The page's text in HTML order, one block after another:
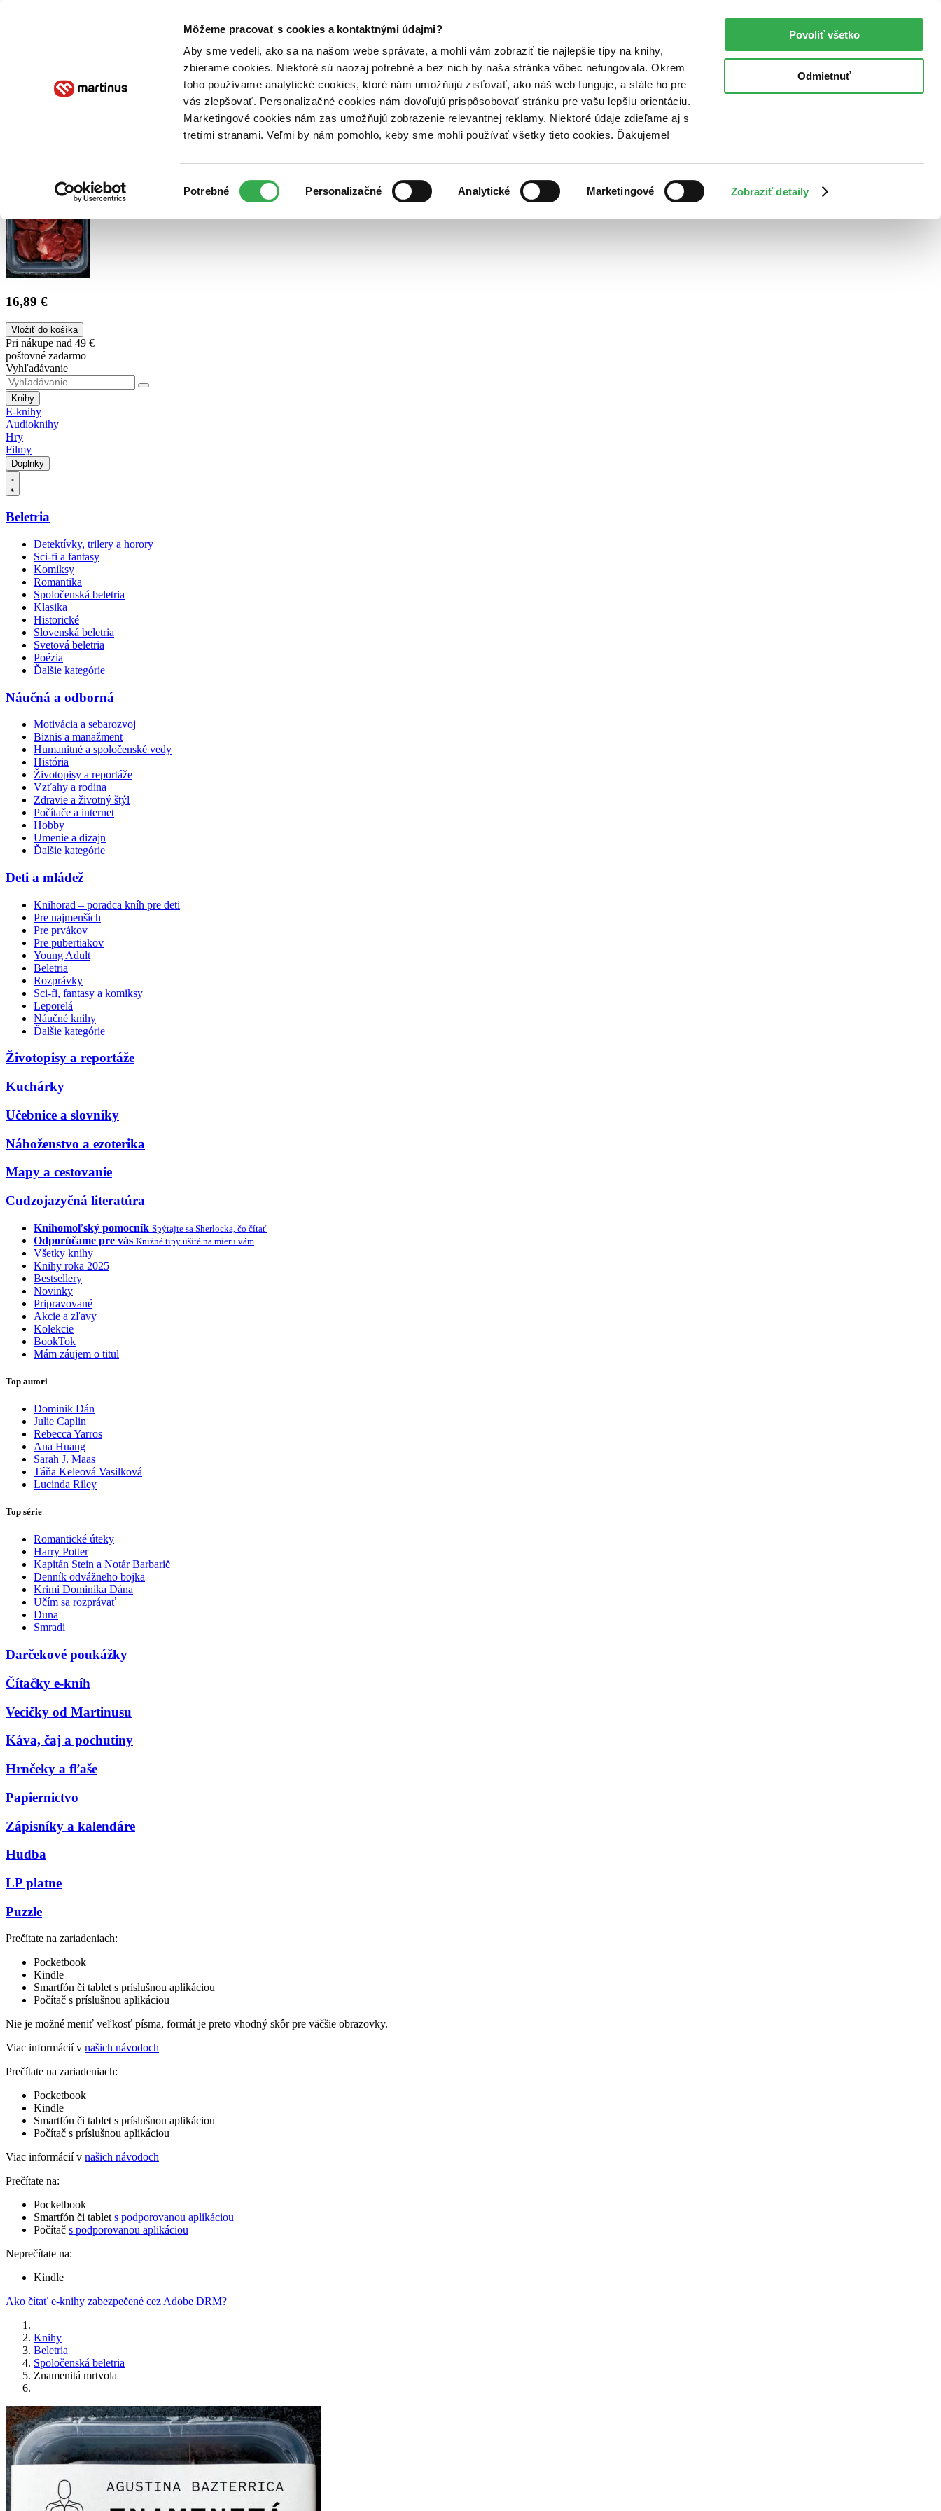
Môžeme pracovať s cookies a kontaktnými údajmi?
Aby sme vedeli, ako sa na našom webe správate, a mohli vám zobraziť tie najlepšie tipy na knihy,
zbierame cookies. Niektoré sú naozaj potrebné a bez nich by naša stránka vôbec nefungovala. Okrem
toho používame analytické cookies, ktoré nám umožňujú zisťovať, ako náš web funguje, a stále ho pre
vás zlepšovať. Personalizačné cookies nám dovoľujú prispôsobovať stránku pre vašu lepšiu orientáciu.
Marketingové cookies nám zas umožňujú zobrazenie relevantnej reklamy. Niektoré údaje zdieľame aj s
tretími stranami. Veľmi by nám pomohlo, keby sme mohli používať všetky tieto cookies. Ďakujeme!
súhlasu
Potrebné Personalizačné Analytické Marketingové Zobraziť detaily
Povoliť všetko
Odmietnuť
Poukážky Kontakt
16,89 €
Vložiť do košíka
Pri nákupe nad 49 €
poštovné zadarmo
Vyhľadávanie
Knihy
E-knihy
Audioknihy
Hry
Filmy
Doplnky
Beletria
Detektívky, trilery a horory
Sci-fi a fantasy
Komiksy
Romantika
Spoločenská beletria
Klasika
Historické
Slovenská beletria
Svetová beletria
Poézia
Ďalšie kategórie
Náučná a odborná
Motivácia a sebarozvoj
Biznis a manažment
Humanitné a spoločenské vedy
História
Životopisy a reportáže
Vzťahy a rodina
Zdravie a životný štýl
Počítače a internet
Hobby
Umenie a dizajn
Ďalšie kategórie
Deti a mládež
Knihorad – poradca kníh pre deti
Pre najmenších
Pre prvákov
Pre pubertiakov
Young Adult
Beletria
Rozprávky
Sci-fi, fantasy a komiksy
Leporelá
Náučné knihy
Ďalšie kategórie
Životopisy a reportáže
Kuchárky
Učebnice a slovníky
Náboženstvo a ezoterika
Mapy a cestovanie
Cudzojazyčná literatúra
Knihomoľský pomocník Spýtajte sa Sherlocka, čo čítať
Odporúčame pre vás Knižné tipy ušité na mieru vám
Všetky knihy
Knihy roka 2025
Bestsellery
Novinky
Pripravované
Akcie a zľavy
Kolekcie
BookTok
Mám záujem o titul
Top autori
Dominik Dán
Julie Caplin
Rebecca Yarros
Ana Huang
Sarah J. Maas
Táňa Keleová Vasilková
Lucinda Riley
Top série
Romantické úteky
Harry Potter
Kapitán Stein a Notár Barbarič
Denník odvážneho bojka
Krimi Dominika Dána
Učím sa rozprávať
Duna
Smradi
Darčekové poukážky
Čítačky e-kníh
Vecičky od Martinusu
Káva, čaj a pochutiny
Hrnčeky a fľaše
Papiernictvo
Zápisníky a kalendáre
Hudba
LP platne
Puzzle
Prečítate na zariadeniach:
Pocketbook
Kindle
Smartfón či tablet s príslušnou aplikáciou
Počítač s príslušnou aplikáciou
Nie je možné meniť veľkosť písma, formát je preto vhodný skôr pre väčšie obrazovky.
Viac informácií v našich návodoch
Prečítate na zariadeniach:
Pocketbook
Kindle
Smartfón či tablet s príslušnou aplikáciou
Počítač s príslušnou aplikáciou
Viac informácií v našich návodoch
Prečítate na:
Pocketbook
Smartfón či tablet s podporovanou aplikáciou
Počítač s podporovanou aplikáciou
Neprečítate na:
Kindle
Ako čítať e-knihy zabezpečené cez Adobe DRM?
Knihy
Beletria
Spoločenská beletria
Znamenitá mrtvola